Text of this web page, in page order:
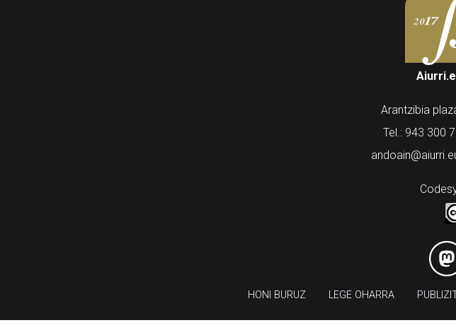
Arantzibia
Tel.: 943 300
HONI BURUZ LEGE OHARRA